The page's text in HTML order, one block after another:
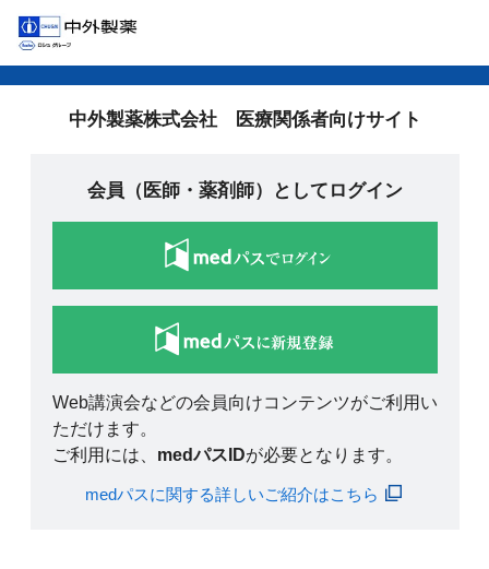
中外製薬株式会社 医療関係者向けサイト
会員（医師・薬剤師）としてログイン
Web講演会などの会員向けコンテンツがご利用い
ただけます。
ご利用には、 medパスIDが必要となります。
medパスに関する詳しいご紹介はこちら